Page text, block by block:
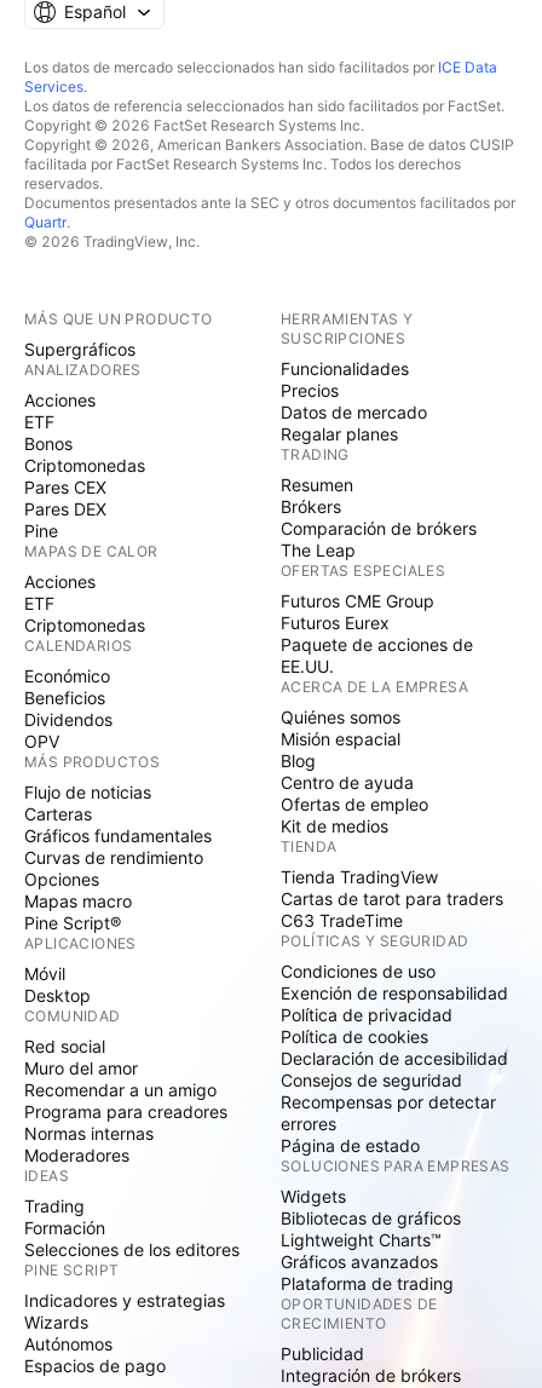
Español
Los datos de mercado seleccionados han sido facilitados por ICE Data
Services.
Los datos de referencia seleccionados han sido facilitados por FactSet.
Copyright © 2026 FactSet Research Systems Inc.
Copyright © 2026, American Bankers Association. Base de datos CUSIP
facilitada por FactSet Research Systems Inc. Todos los derechos
reservados.
Documentos presentados ante la SEC y otros documentos facilitados por
Quartr.
© 2026 TradingView, Inc.
MÁS QUE UN PRODUCTO
Supergráficos
ANALIZADORES
Acciones
ETF
Bonos
Criptomonedas
Pares CEX
Pares DEX
Pine
MAPAS DE CALOR
Acciones
ETF
Criptomonedas
CALENDARIOS
Económico
Beneficios
Dividendos
OPV
MÁS PRODUCTOS
Flujo de noticias
Carteras
Gráficos fundamentales
Curvas de rendimiento
Opciones
Mapas macro
Pine Script®
APLICACIONES
Móvil
Desktop
COMUNIDAD
Red social
Muro del amor
Recomendar a un amigo
Programa para creadores
Normas internas
Moderadores
IDEAS
Trading
Formación
Selecciones de los editores
PINE SCRIPT
Indicadores y estrategias
Wizards
Autónomos
Espacios de pago
HERRAMIENTAS Y
SUSCRIPCIONES
Funcionalidades
Precios
Datos de mercado
Regalar planes
TRADING
Resumen
Brókers
Comparación de brókers
The Leap
OFERTAS ESPECIALES
Futuros CME Group
Futuros Eurex
Paquete de acciones de
EE.UU.
ACERCA DE LA EMPRESA
Quiénes somos
Misión espacial
Blog
Centro de ayuda
Ofertas de empleo
Kit de medios
TIENDA
Tienda TradingView
Cartas de tarot para traders
C63 TradeTime
POLÍTICAS Y SEGURIDAD
Condiciones de uso
Exención de responsabilidad
Política de privacidad
Política de cookies
Declaración de accesibilidad
Consejos de seguridad
Recompensas por detectar
errores
Página de estado
SOLUCIONES PARA EMPRESAS
Widgets
Bibliotecas de gráficos
Lightweight Charts™
Gráficos avanzados
Plataforma de trading
OPORTUNIDADES DE
CRECIMIENTO
Publicidad
Integración de brókers